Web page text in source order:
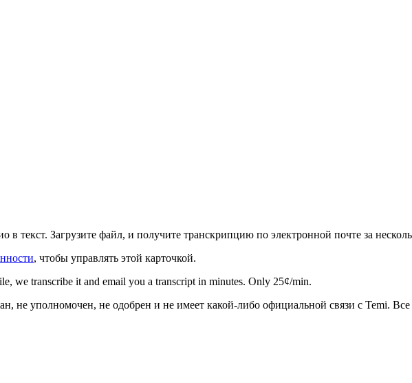
в текст. Загрузите файл, и получите транскрипцию по электронной почте за
, чтобы управлять этой карточкой.
we transcribe it and email you a transcript in minutes. Only 25¢/min.
не уполномочен, не одобрен и не имеет какой-либо официальной связи с Temi.